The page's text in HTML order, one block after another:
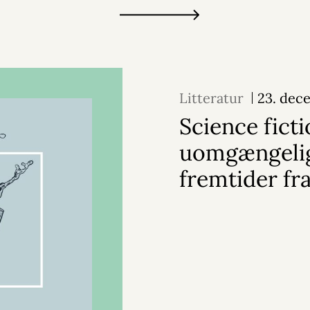
Litteratur 23.
Science
fremtider